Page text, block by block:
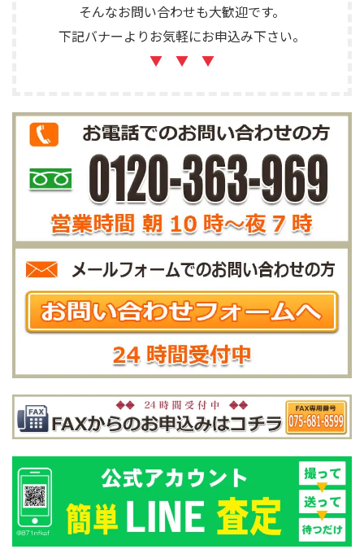
そんなお問い合わせも大歓迎です。
下記バナーよりお気軽にお申込み下さい。
▼ ▼ ▼